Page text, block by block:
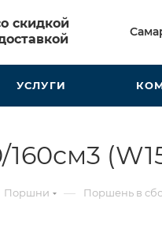
скидкой
УСЛУГИ
Поршни — Поршень в